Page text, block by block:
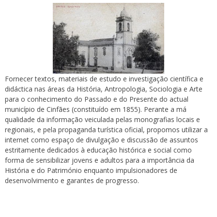
Fornecer textos, materiais de estudo e investigação científica e
didáctica nas áreas da História, Antropologia, Sociologia e Arte
para o conhecimento do Passado e do Presente do actual
município de Cinfães (constituído em 1855). Perante a má
qualidade da informação veiculada pelas monografias locais e
regionais, e pela propaganda turística oficial, propomos utilizar a
internet como espaço de divulgação e discussão de assuntos
estritamente dedicados à educação histórica e social como
forma de sensibilizar jovens e adultos para a importância da
História e do Património enquanto impulsionadores de
desenvolvimento e garantes de progresso.